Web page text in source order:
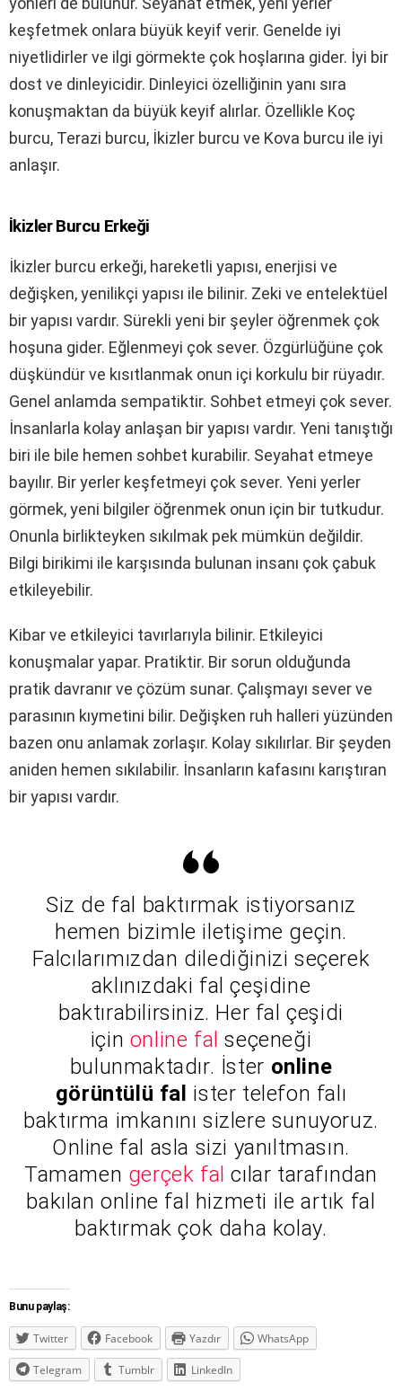
keşfetmek onlara büyük keyif verir. Genelde iyi
niyetlidirler ve ilgi görmekte çok hoşlarına gider. İyi bir
dost ve dinleyicidir. Dinleyici özelliğinin yanı sıra
konuşmaktan da büyük keyif alırlar. Özellikle Koç
burcu, Terazi burcu, İkizler burcu ve Kova burcu ile iyi
anlaşır.
İkizler Burcu Erkeği
İkizler burcu erkeği, hareketli yapısı, enerjisi ve
değişken, yenilikçi yapısı ile bilinir. Zeki ve entelektüel
bir yapısı vardır. Sürekli yeni bir şeyler öğrenmek çok
hoşuna gider. Eğlenmeyi çok sever. Özgürlüğüne çok
düşkündür ve kısıtlanmak onun içi korkulu bir rüyadır.
Genel anlamda sempatiktir. Sohbet etmeyi çok sever.
İnsanlarla kolay anlaşan bir yapısı vardır. Yeni tanıştığı
biri ile bile hemen sohbet kurabilir. Seyahat etmeye
bayılır. Bir yerler keşfetmeyi çok sever. Yeni yerler
görmek, yeni bilgiler öğrenmek onun için bir tutkudur.
Onunla birlikteyken sıkılmak pek mümkün değildir.
Bilgi birikimi ile karşısında bulunan insanı çok çabuk
etkileyebilir.
Kibar ve etkileyici tavırlarıyla bilinir. Etkileyici
konuşmalar yapar. Pratiktir. Bir sorun olduğunda
pratik davranır ve çözüm sunar. Çalışmayı sever ve
parasının kıymetini bilir. Değişken ruh halleri yüzünden
bazen onu anlamak zorlaşır. Kolay sıkılırlar. Bir şeyden
aniden hemen sıkılabilir. İnsanların kafasını karıştıran
bir yapısı vardır.
Siz de fal baktırmak istiyorsanız
hemen bizimle iletişime geçin.
Falcılarımızdan dilediğinizi seçerek
aklınızdaki fal çeşidine
baktırabilirsiniz. Her fal çeşidi
için online fal seçeneği
bulunmaktadır. İster online
görüntülü fal ister telefon falı
baktırma imkanını sizlere sunuyoruz.
Online fal asla sizi yanıltmasın.
Tamamen gerçek fal cılar tarafından
bakılan online fal hizmeti ile artık fal
baktırmak çok daha kolay.
Bunu paylaş:
Twitter Facebook Yazdır WhatsApp
Telegram Tumblr LinkedIn